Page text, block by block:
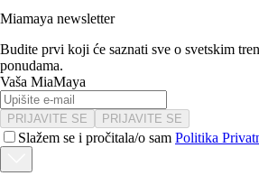
Miamaya newsletter
Budite prvi koji će saznati sve o svetskim
ponudama.
Vaša MiaMaya
PRIJAVITE SE PRIJAVITE SE
Slažem se i pročitala/o sam Politika